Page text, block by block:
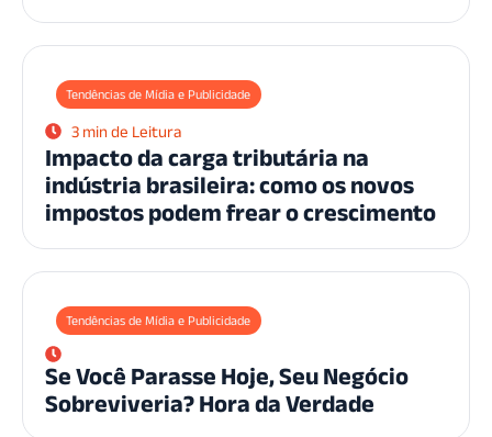
Tendências de Mídia e Publicidade
3 min de Leitura
Impacto da carga tributária na
indústria brasileira: como os novos
impostos podem frear o crescimento
Tendências de Mídia e Publicidade
Se Você Parasse Hoje, Seu Negócio
Sobreviveria? Hora da Verdade